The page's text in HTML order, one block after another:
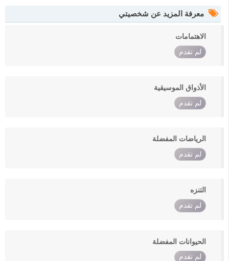
معرفة المزيد عن شخصيتي
الاهتمامات
لم تقدم
الأذواق الموسيقية
لم تقدم
الرياضات المفضلة
لم تقدم
التنزه
لم تقدم
الحيوانات المفضلة
لم تقدم